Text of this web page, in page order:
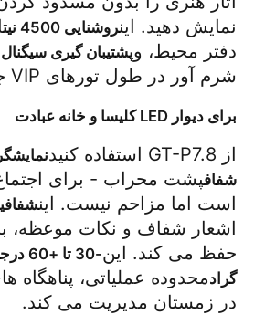
نمایش دهید. اینروشنایی 4500 نیت
دفتر محیط، وپشتیبان گیری سیگنال
شرم آور در طول تورهای VIP جلوگیری می کند.
برای دیوار LED کلیسا و خانه عبادت
از GT-P7.8 استفاده کنید
شفاف
است اما مزاحم نیست. این
حفظ می کند. این
گراد
در زمستان مدیریت می کند.